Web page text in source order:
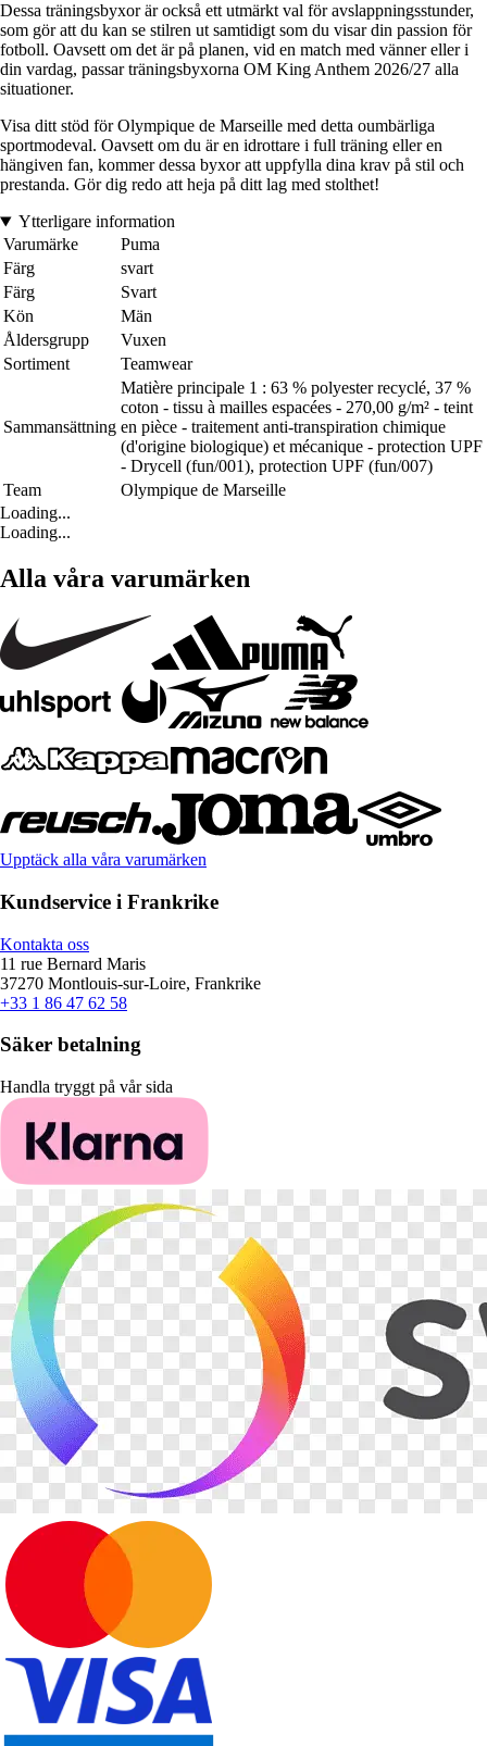
Dessa träningsbyxor är också ett utmärkt val för avslappningsstunder,
som gör att du kan se stilren ut samtidigt som du visar din passion för
fotboll. Oavsett om det är på planen, vid en match med vänner eller i
din vardag, passar träningsbyxorna OM King Anthem 2026/27 alla
situationer.
Visa ditt stöd för Olympique de Marseille med detta oumbärliga
sportmodeval. Oavsett om du är en idrottare i full träning eller en
hängiven fan, kommer dessa byxor att uppfylla dina krav på stil och
prestanda. Gör dig redo att heja på ditt lag med stolthet!
Ytterligare information
Varumärke
Puma
Färg
svart
Färg
Svart
Kön
Män
Åldersgrupp
Vuxen
Sortiment
Teamwear
Sammansättning
Matière principale 1 : 63 % polyester recyclé, 37 %
coton - tissu à mailles espacées - 270,00 g/m² - teint
en pièce - traitement anti-transpiration chimique
(d'origine biologique) et mécanique - protection UPF
- Drycell (fun/001), protection UPF (fun/007)
Team
Olympique de Marseille
Loading...
Loading...
Alla våra varumärken
Upptäck alla våra varumärken
Kundservice i Frankrike
Kontakta oss
11 rue Bernard Maris
37270 Montlouis-sur-Loire, Frankrike
+33 1 86 47 62 58
Säker betalning
Handla tryggt på vår sida